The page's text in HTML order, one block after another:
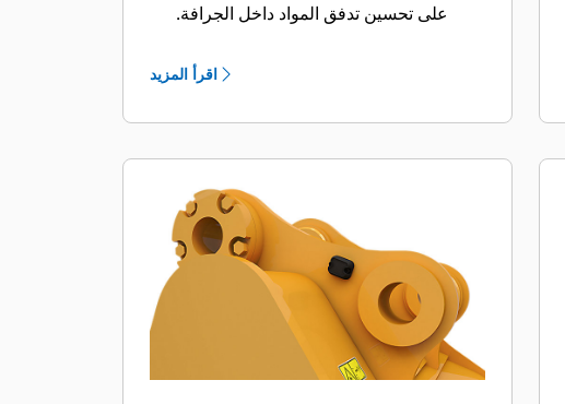
على تحسين تدفق المواد داخل الجرافة.
الجزء السفلي من الجرافة، الأمر الذي يقلل
يزيد استهلاك الوقود إلى الحد الأقصى أثناء
تحميل كمية أكبر من المواد في أقل وقت
ممكن. يساعد شكل الجرافة والقضبان
الجانبية على الاحتفاظ بمعظم المواد في
اقرأ المزيد